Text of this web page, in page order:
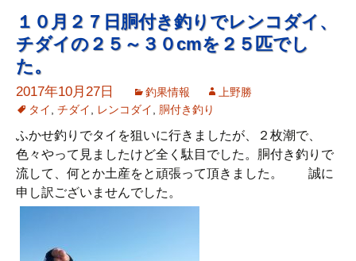
１０月２７日胴付き釣りでレンコダイ、
チダイの２５～３０cmを２５匹でし
た。
2017年10月27日 釣果情報
上野勝
タイ
チダイ レンコダイ 胴付き釣り
ふかせ釣りでタイを狙いに行きましたが、２枚潮で、
色々やって見ましたけど全く駄目でした。胴付き釣りで
流して、何とか土産をと頑張って頂きました。 誠に
申し訳ございませんでした。